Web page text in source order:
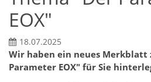
EOX"
18.07.2025
Wir haben ein neues Merkblatt
Parameter EOX" für Sie